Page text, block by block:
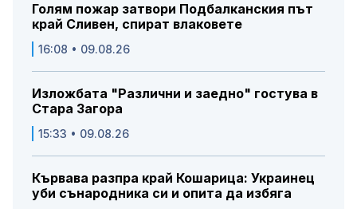
Голям пожар затвори Подбалканския път
край Сливен, спират влаковете
16:08 • 09.08.26
Изложбата "Различни и заедно" гостува в
Стара Загора
15:33 • 09.08.26
Кървава разпра край Кошарица: Украинец
уби сънародника си и опита да избяга